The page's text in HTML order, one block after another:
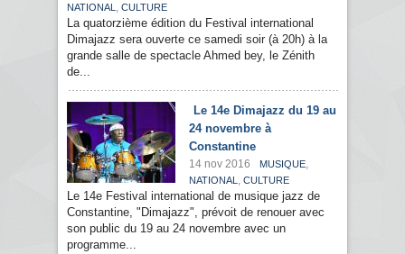
NATIONAL , CULTURE
La quatorzième édition du Festival international
Dimajazz sera ouverte ce samedi soir (à 20h) à la
grande salle de spectacle Ahmed bey, le Zénith
de...
Le 14e Dimajazz du 19 au
24 novembre à
Constantine
14 nov 2016 MUSIQUE,
NATIONAL , CULTURE
Le 14e Festival international de musique jazz de
Constantine, "Dimajazz", prévoit de renouer avec
son public du 19 au 24 novembre avec un
programme...